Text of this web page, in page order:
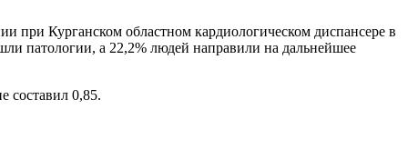
при Курганском областном кардиологическом диспансере в
патологии, а 22,2% людей направили на дальнейшее
составил 0,85.